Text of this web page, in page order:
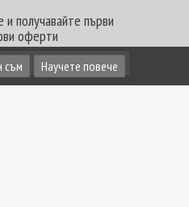
и получавайте първи
оферти
съм Научете повече